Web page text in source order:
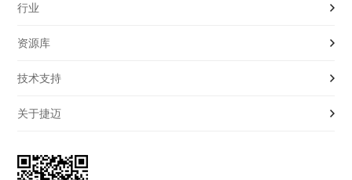
液位开关|传感器
压力开关|传感器
流量开关|传感器
电磁阀
行业
工程机械
氢能及燃料电池
光伏与半导体
资源库
产品样本
行业解决方案
技术支持
OEM制造服务
关于捷迈